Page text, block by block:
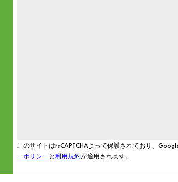
このサイトはreCAPTCHAよって保護されており、
ーポリシー と 利用規約が適用されます。